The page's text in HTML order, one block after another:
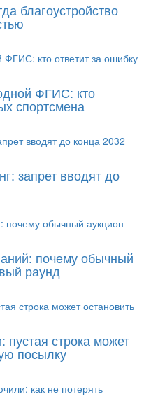
благоустройство
ФГИС: кто
спортсмена
запрет вводят до
почему обычный
раунд
пустая строка может
посылку